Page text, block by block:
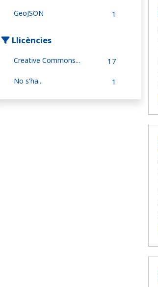
GeoJSON 1
Llicències
Creative Commons... 17
No s'ha... 1